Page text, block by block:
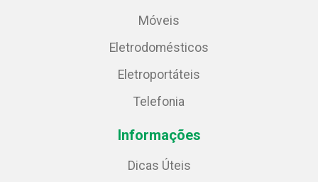
Móveis
Eletrodomésticos
Eletroportáteis
Telefonia
Informações
Dicas Úteis